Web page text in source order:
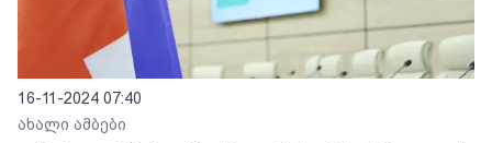
16-11-2024 07:40
ახალი ამბები